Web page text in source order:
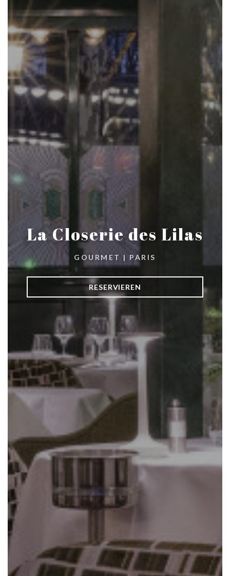
La Closerie des Lilas
GOURMET | PARIS
RESERVIEREN